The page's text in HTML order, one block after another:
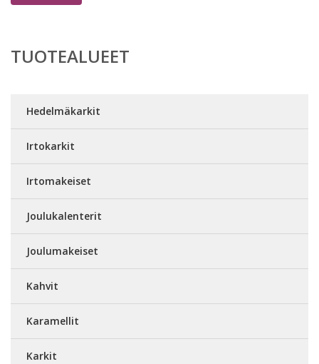
TUOTEALUEET
Hedelmäkarkit
Irtokarkit
Irtomakeiset
Joulukalenterit
Joulumakeiset
Kahvit
Karamellit
Karkit